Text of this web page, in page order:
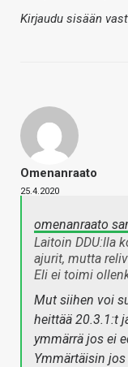
Kirjaudu sisään
Omenanraato
25.4.2020
omenanraato
Laitoin DDU:lla
ajurit, mutta
Eli ei toimi
Mut siihen voi
heittää 20.3.1:t
ymmärrä jos ei
Ymmärtäisin